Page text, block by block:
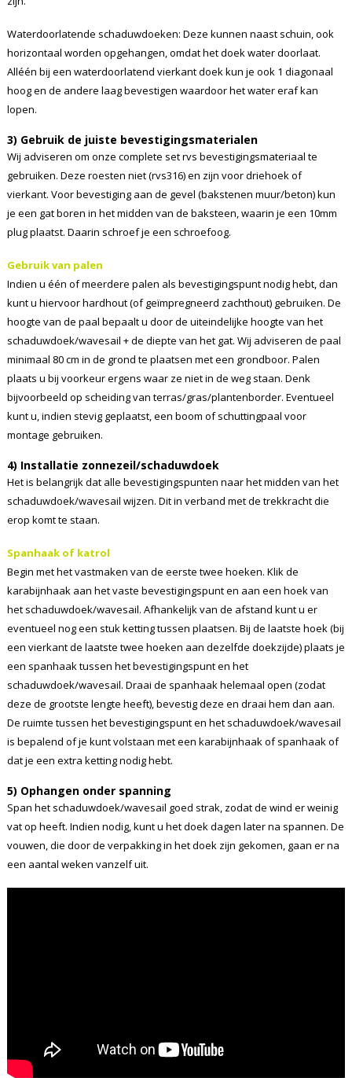
Waterdoorlatende schaduwdoeken: Deze kunnen naast schuin, ook
horizontaal worden opgehangen, omdat het doek water doorlaat.
Alléén bij een waterdoorlatend vierkant doek kun je ook 1 diagonaal
hoog en de andere laag bevestigen waardoor het water eraf kan
lopen.
3) Gebruik de juiste bevestigingsmaterialen
Wij adviseren om onze complete set rvs bevestigingsmateriaal te
gebruiken. Deze roesten niet (rvs316) en zijn voor driehoek of
vierkant. Voor bevestiging aan de gevel (bakstenen muur/beton) kun
je een gat boren in het midden van de baksteen, waarin je een 10mm
plug plaatst. Daarin schroef je een schroefoog.
Gebruik van palen
Indien u één of meerdere palen als bevestigingspunt nodig hebt, dan
kunt u hiervoor hardhout (of geïmpregneerd zachthout) gebruiken. De
hoogte van de paal bepaalt u door de uiteindelijke hoogte van het
schaduwdoek/wavesail + de diepte van het gat. Wij adviseren de paal
minimaal 80 cm in de grond te plaatsen met een grondboor. Palen
plaats u bij voorkeur ergens waar ze niet in de weg staan. Denk
bijvoorbeeld op scheiding van terras/gras/plantenborder. Eventueel
kunt u, indien stevig geplaatst, een boom of schuttingpaal voor
montage gebruiken.
4) Installatie zonnezeil/schaduwdoek
Het is belangrijk dat alle bevestigingspunten naar het midden van het
schaduwdoek/wavesail wijzen. Dit in verband met de trekkracht die
erop komt te staan.
Spanhaak of katrol
Begin met het vastmaken van de eerste twee hoeken. Klik de
karabijnhaak aan het vaste bevestigingspunt en aan een hoek van
het schaduwdoek/wavesail. Afhankelijk van de afstand kunt u er
eventueel nog een stuk ketting tussen plaatsen. Bij de laatste hoek (bij
een vierkant de laatste twee hoeken aan dezelfde doekzijde) plaats je
een spanhaak tussen het bevestigingspunt en het
schaduwdoek/wavesail. Draai de spanhaak helemaal open (zodat
deze de grootste lengte heeft), bevestig deze en draai hem dan aan.
De ruimte tussen het bevestigingspunt en het schaduwdoek/wavesail
is bepalend of je kunt volstaan met een karabijnhaak of spanhaak of
dat je een extra ketting nodig hebt.
5) Ophangen onder spanning
Span het schaduwdoek/wavesail goed strak, zodat de wind er weinig
vat op heeft. Indien nodig, kunt u het doek dagen later na spannen. De
vouwen, die door de verpakking in het doek zijn gekomen, gaan er na
een aantal weken vanzelf uit.